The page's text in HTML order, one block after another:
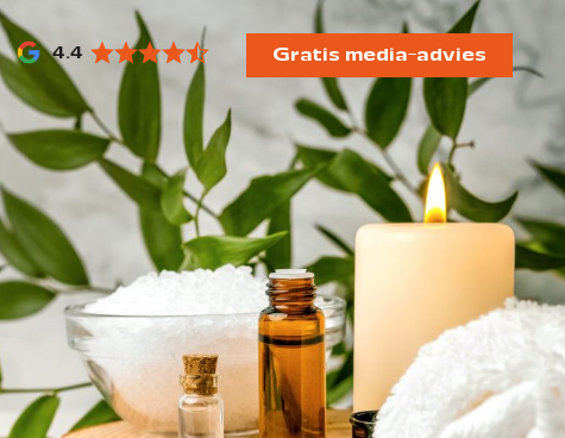
4.4 Gratis media-advies